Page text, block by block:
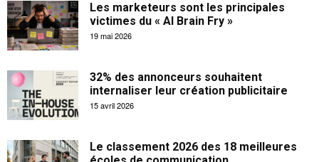
Les marketeurs sont les principales
victimes du « AI Brain Fry »
19 mai 2026
32% des annonceurs souhaitent
internaliser leur création publicitaire
15 avril 2026
Le classement 2026 des 18 meilleures